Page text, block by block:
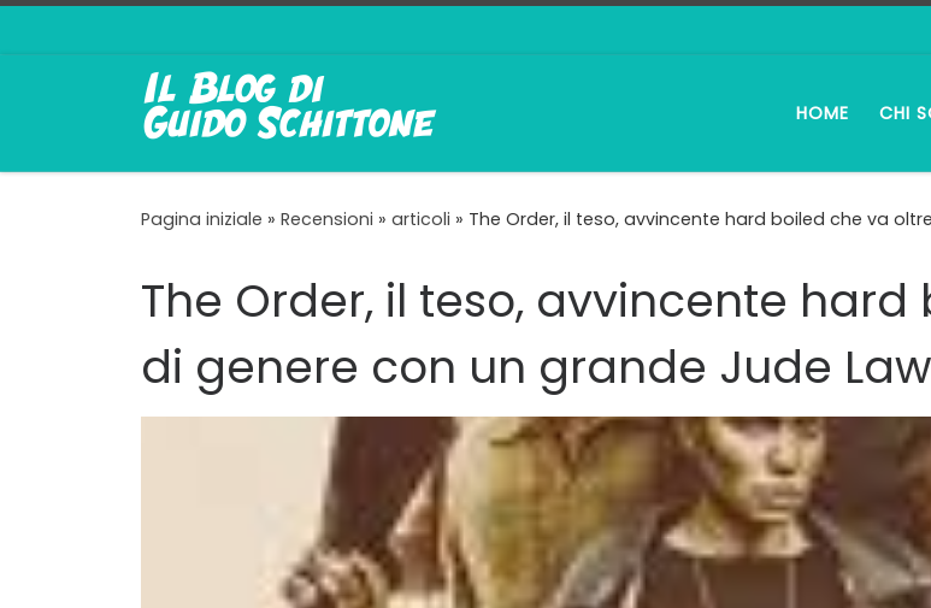
HOME CHI
Pagina iniziale » Recensioni » articoli » The Order, il teso, avvincente hard boiled che va
The Order, il teso, avvincente
di genere con un grande Jude Law